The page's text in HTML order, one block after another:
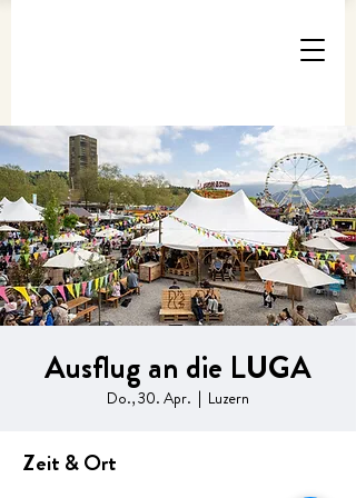
Ausflug an die LUGA
Do., 30. Apr.
  |
Luzern
Zeit & Ort